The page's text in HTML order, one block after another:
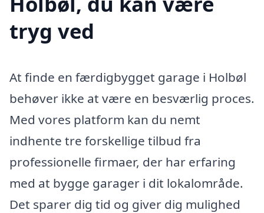
tryg ved
At finde en færdigbygget garage i Holbøl
behøver ikke at være en besværlig proces.
Med vores platform kan du nemt
indhente tre forskellige tilbud fra
professionelle firmaer, der har erfaring
med at bygge garager i dit lokalområde.
Det sparer dig tid og giver dig mulighed